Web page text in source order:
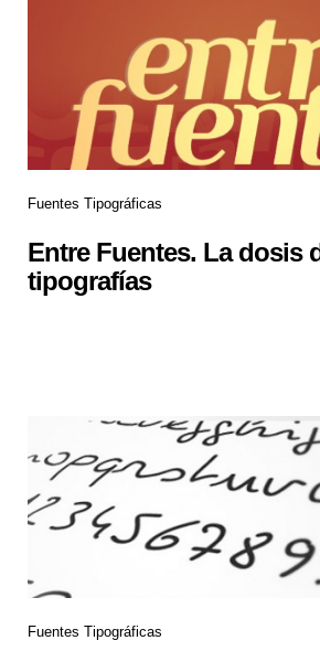
Fuentes Tipográficas
Entre Fuentes. La dosis
tipografías
Fuentes Tipográficas